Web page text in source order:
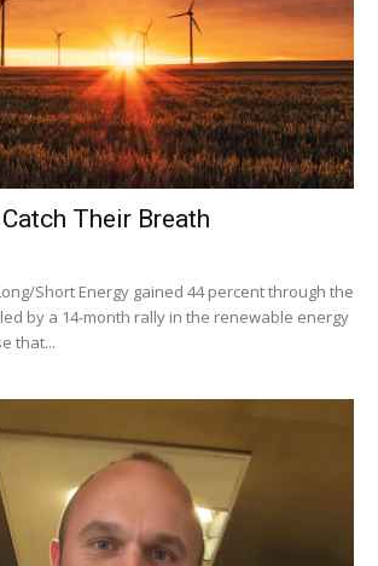
Their Breath
Short Energy gained 44 percent through the
by a 14-month rally in the renewable energy
that...